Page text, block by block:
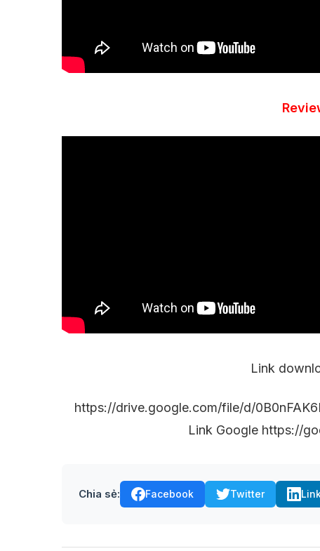
Link
https://drive.google.com/file/d/
Link Google https://
Chia sẻ: Facebook Twitter